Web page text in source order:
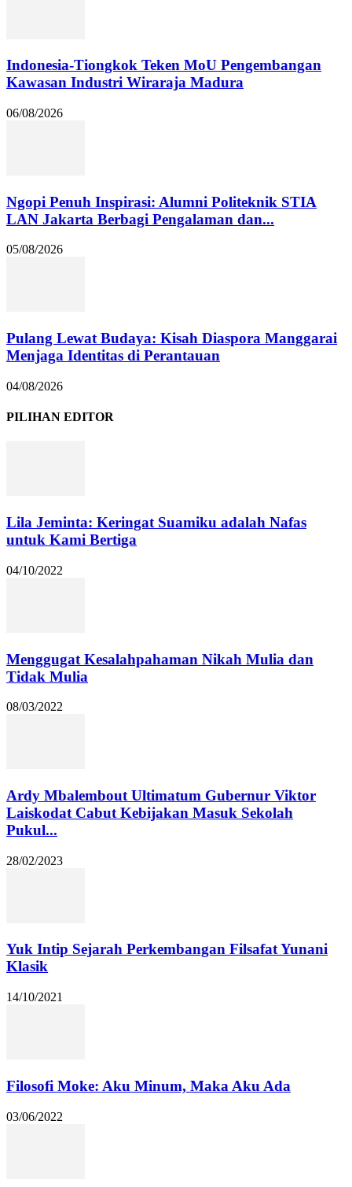
Indonesia-Tiongkok Teken MoU Pengembangan
Kawasan Industri Wiraraja Madura
06/08/2026
Ngopi Penuh Inspirasi: Alumni Politeknik STIA
LAN Jakarta Berbagi Pengalaman dan...
05/08/2026
Pulang Lewat Budaya: Kisah Diaspora Manggarai
Menjaga Identitas di Perantauan
04/08/2026
PILIHAN EDITOR
Lila Jeminta: Keringat Suamiku adalah Nafas
untuk Kami Bertiga
04/10/2022
Menggugat Kesalahpahaman Nikah Mulia dan
Tidak Mulia
08/03/2022
Ardy Mbalembout Ultimatum Gubernur Viktor
Laiskodat Cabut Kebijakan Masuk Sekolah
Pukul...
28/02/2023
Yuk Intip Sejarah Perkembangan Filsafat Yunani
Klasik
14/10/2021
Filosofi Moke: Aku Minum, Maka Aku Ada
03/06/2022